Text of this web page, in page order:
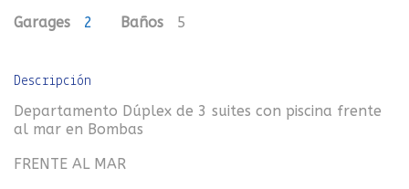
Garages 2 Baños 5
Descripción
Departamento Dúplex de 3 suites con piscina frente
al mar en Bombas
FRENTE AL MAR